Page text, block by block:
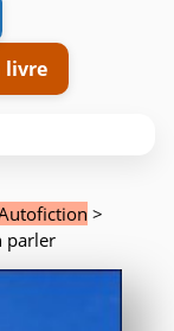
livre
>
parler